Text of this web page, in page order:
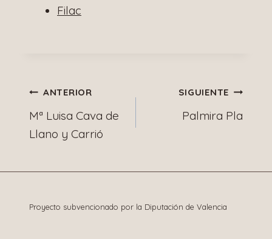
Filac
Navegación
de
ANTERIOR
Mª Luisa Cava de
Llano y Carrió
SIGUIENTE
Palmira Pla
Proyecto subvencionado por la Diputación de Valencia